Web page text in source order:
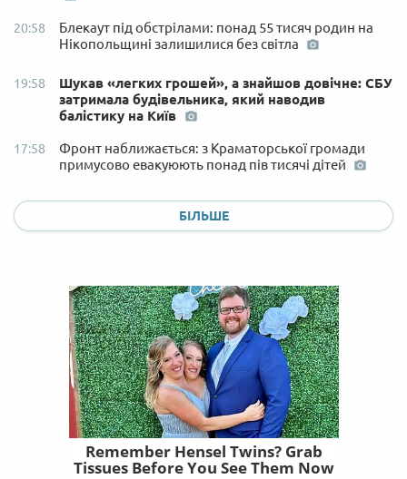
20:58
Блекаут під обстрілами: понад 55 тисяч родин на
Нікопольщині залишилися без світла
19:58
Шукав «легких грошей», а знайшов довічне: СБУ
затримала будівельника, який наводив
балістику на Київ
17:58
Фронт наближається: з Краматорської громади
примусово евакуюють понад пів тисячі дітей
БІЛЬШЕ
Remember Hensel Twins? Grab
Tissues Before You See Them Now